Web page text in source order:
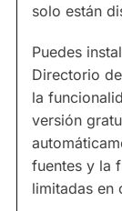
solo están
Puedes
Directorio
la
versión
fuentes y la
limitadas en